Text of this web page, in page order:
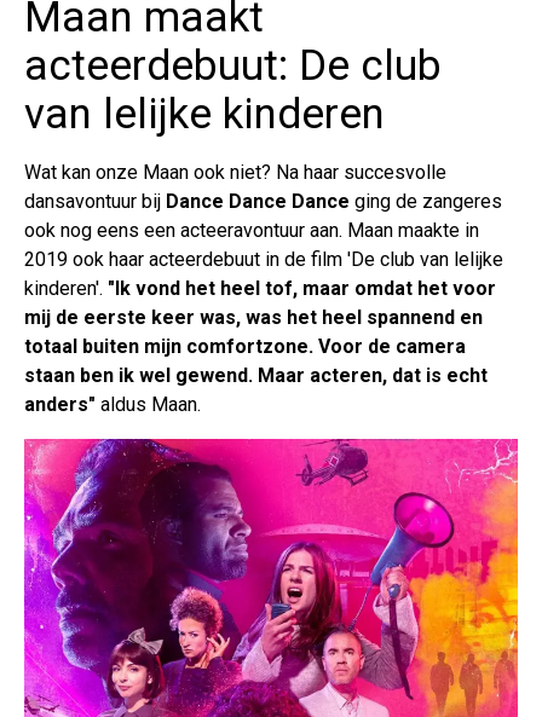
Maan maakt
acteerdebuut: De club
van lelijke kinderen
Wat kan onze Maan ook niet? Na haar succesvolle
dansavontuur bij Dance Dance Dance ging de zangeres
ook nog eens een acteeravontuur aan. Maan maakte in
2019 ook haar acteerdebuut in de film 'De club van lelijke
kinderen'. "Ik vond het heel tof, maar omdat het voor
mij de eerste keer was, was het heel spannend en
totaal buiten mijn comfortzone. Voor de camera
staan ben ik wel gewend. Maar acteren, dat is echt
anders" aldus Maan.